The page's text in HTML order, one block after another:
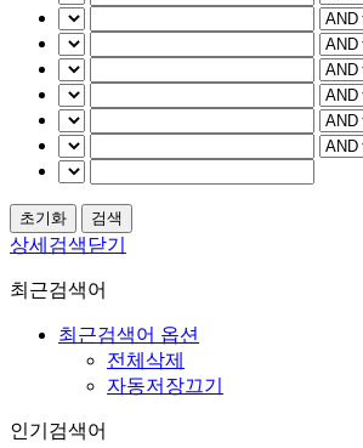
상세검색닫기
최근검색어
최근검색어 옵션
전체삭제
자동저장끄기
인기검색어